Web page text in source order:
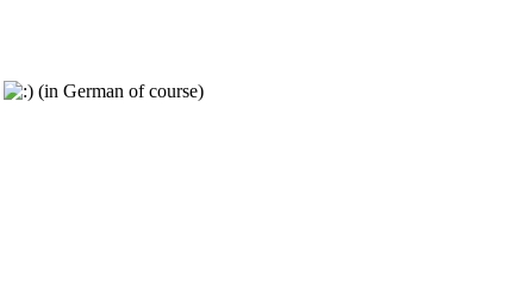
(in German of course)